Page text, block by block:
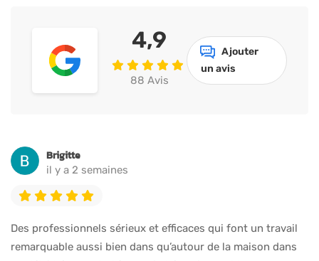
4,9
88 Avis
Ajouter
un avis
Brigitte
il y a 2 semaines
Des professionnels sérieux et efficaces qui font un travail
remarquable aussi bien dans qu’autour de la maison dans